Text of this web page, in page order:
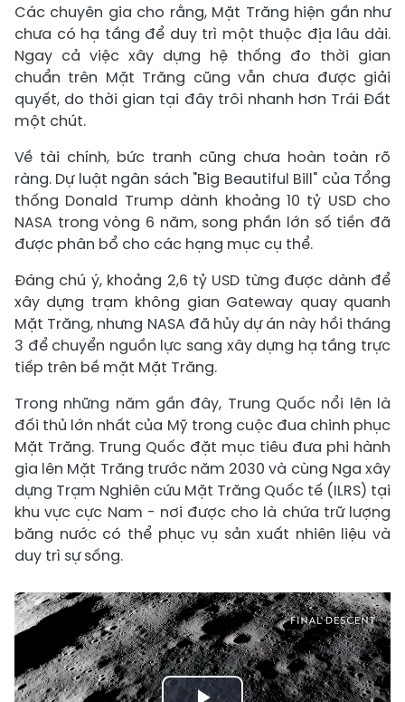
Các chuyên gia cho rằng, Mặt Trăng hiện gần như
chưa có hạ tầng để duy trì một thuộc địa lâu dài.
Ngay cả việc xây dựng hệ thống đo thời gian
chuẩn trên Mặt Trăng cũng vẫn chưa được giải
quyết, do thời gian tại đây trôi nhanh hơn Trái Đất
một chút.
Về tài chính, bức tranh cũng chưa hoàn toàn rõ
ràng. Dự luật ngân sách "Big Beautiful Bill" của Tổng
thống Donald Trump dành khoảng 10 tỷ USD cho
NASA trong vòng 6 năm, song phần lớn số tiền đã
được phân bổ cho các hạng mục cụ thể.
Đáng chú ý, khoảng 2,6 tỷ USD từng được dành để
xây dựng trạm không gian Gateway quay quanh
Mặt Trăng, nhưng NASA đã hủy dự án này hồi tháng
3 để chuyển nguồn lực sang xây dựng hạ tầng trực
tiếp trên bề mặt Mặt Trăng.
Trong những năm gần đây, Trung Quốc nổi lên là
đối thủ lớn nhất của Mỹ trong cuộc đua chinh phục
Mặt Trăng. Trung Quốc đặt mục tiêu đưa phi hành
gia lên Mặt Trăng trước năm 2030 và cùng Nga xây
dựng Trạm Nghiên cứu Mặt Trăng Quốc tế (ILRS) tại
khu vực cực Nam - nơi được cho là chứa trữ lượng
băng nước có thể phục vụ sản xuất nhiên liệu và
duy trì sự sống.